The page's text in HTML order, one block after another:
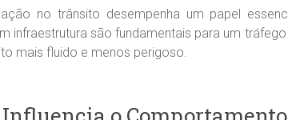
no trânsito desempenha um papel
infraestrutura são fundamentais para um
mais fluido e menos perigoso.